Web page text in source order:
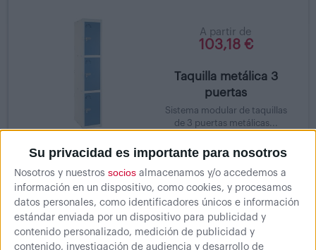
Su privacidad es importante para nosotros
Nosotros y nuestros socios almacenamos y/o accedemos a
información en un dispositivo, como cookies, y procesamos
datos personales, como identificadores únicos e información
estándar enviada por un dispositivo para publicidad y
contenido personalizado, medición de publicidad y
contenido, investigación de audiencia y desarrollo de
A partir de
103,18 €
Taquilla metálica 3
puertas
Sistema modular de taquillas
de 3 puertas metálicas...
A partir de
111,63 €